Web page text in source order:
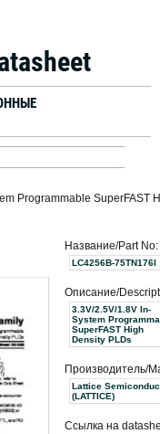
Programmable SuperFAST
Название/Part No:
LC4256B-75TN176I
Описание/
3.3V/2.5V/1.8V In-
System
SuperFAST High
Density PLDs
Производитель/
Lattice
(LATTICE)
Ссылка на